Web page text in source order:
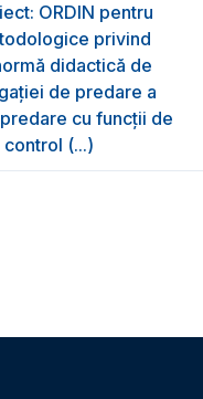
ORDIN pentru
privind
didactică de
de predare a
cu funcții de
(...)